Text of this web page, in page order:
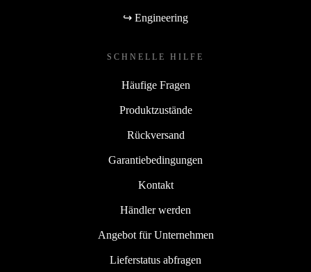
↪ Engineering
SCHNELLE HILFE
Häufige Fragen
Produktzustände
Rückversand
Garantiebedingungen
Kontakt
Händler werden
Angebot für Unternehmen
Lieferstatus abfragen